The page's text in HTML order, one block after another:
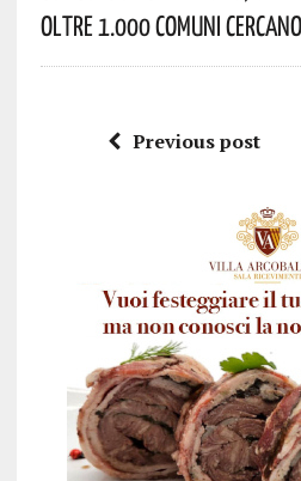
Oltre 1.000 Comuni
Previous post